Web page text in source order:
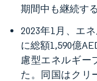
期間中も継続す
2023年1月、エ
に総額1,590億
慮型エネルギー
た。同国はクリ